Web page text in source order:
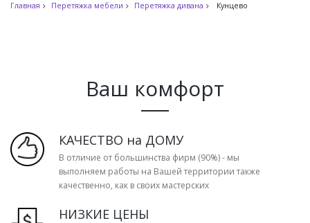
Главная Перетяжка мебели Перетяжка дивана Кунцево
Ваш комфорт
КАЧЕСТВО на ДОМУ
В отличие от большинства фирм (90%) - мы
выполняем работы на Вашей территории также
качественно, как в своих мастерских
НИЗКИЕ ЦЕНЫ